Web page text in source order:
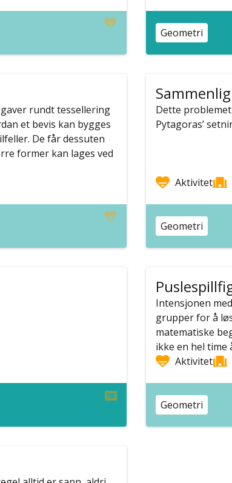
Geometri
rundt tessellering
et bevis kan bygges
De får dessuten
former kan lages ved
Dette
Pytagoras’
Aktivitet
Geometri
Intensjonen
grupper for å
matematiske
ikke en hel time
Aktivitet
Geometri